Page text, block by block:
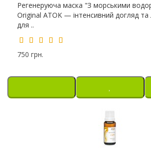
Регенеруюча маска "З морськими
Original ATOK — інтенсивний догляд та
для ..
750 грн.